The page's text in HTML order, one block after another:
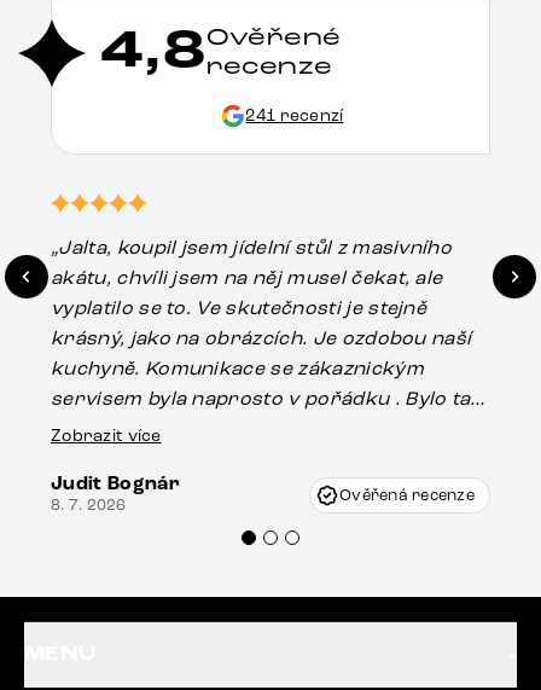
4,8Ověřené
recenze
241 recenzí
„Jalta, koupil jsem jídelní stůl z masivního
akátu, chvíli jsem na něj musel čekat, ale
vyplatilo se to. Ve skutečnosti je stejně
krásný, jako na obrázcích. Je ozdobou naší
kuchyně. Komunikace se zákaznickým
servisem byla naprosto v pořádku . Bylo tam
drobné poškození u nohy stolu, které mohlo
Vincze mi velmi korektně vyšli vstříc.
Doporučuji produkty Delife všem.“
Zobrazit více
Judit Bognár
8. 7. 2026 Ověřená recenze